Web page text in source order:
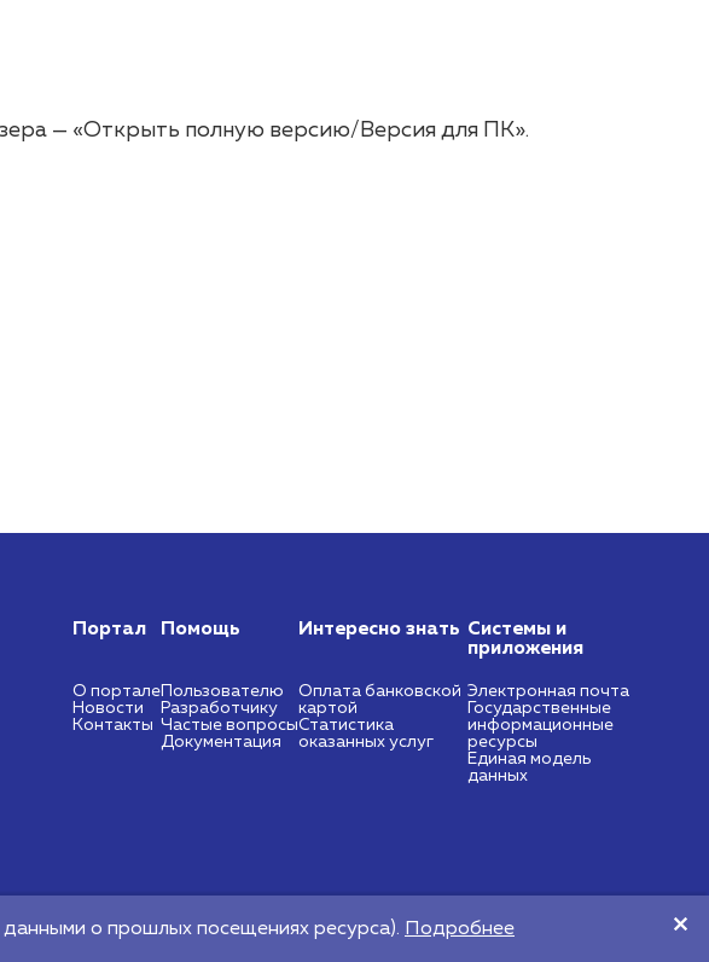
— «Открыть полную версию/Версия для ПК».
Портал
О портале
Новости
Контакты
Помощь
Пользователю
Разработчику
Частые вопросы
Документация
Интересно знать
Оплата банковской
картой
Статистика
оказанных услуг
Системы и
приложения
Электронная почта
Государственные
информационные
ресурсы
Единая модель
данных
info@nces.by
о прошлых посещениях ресурса). Подробнее​